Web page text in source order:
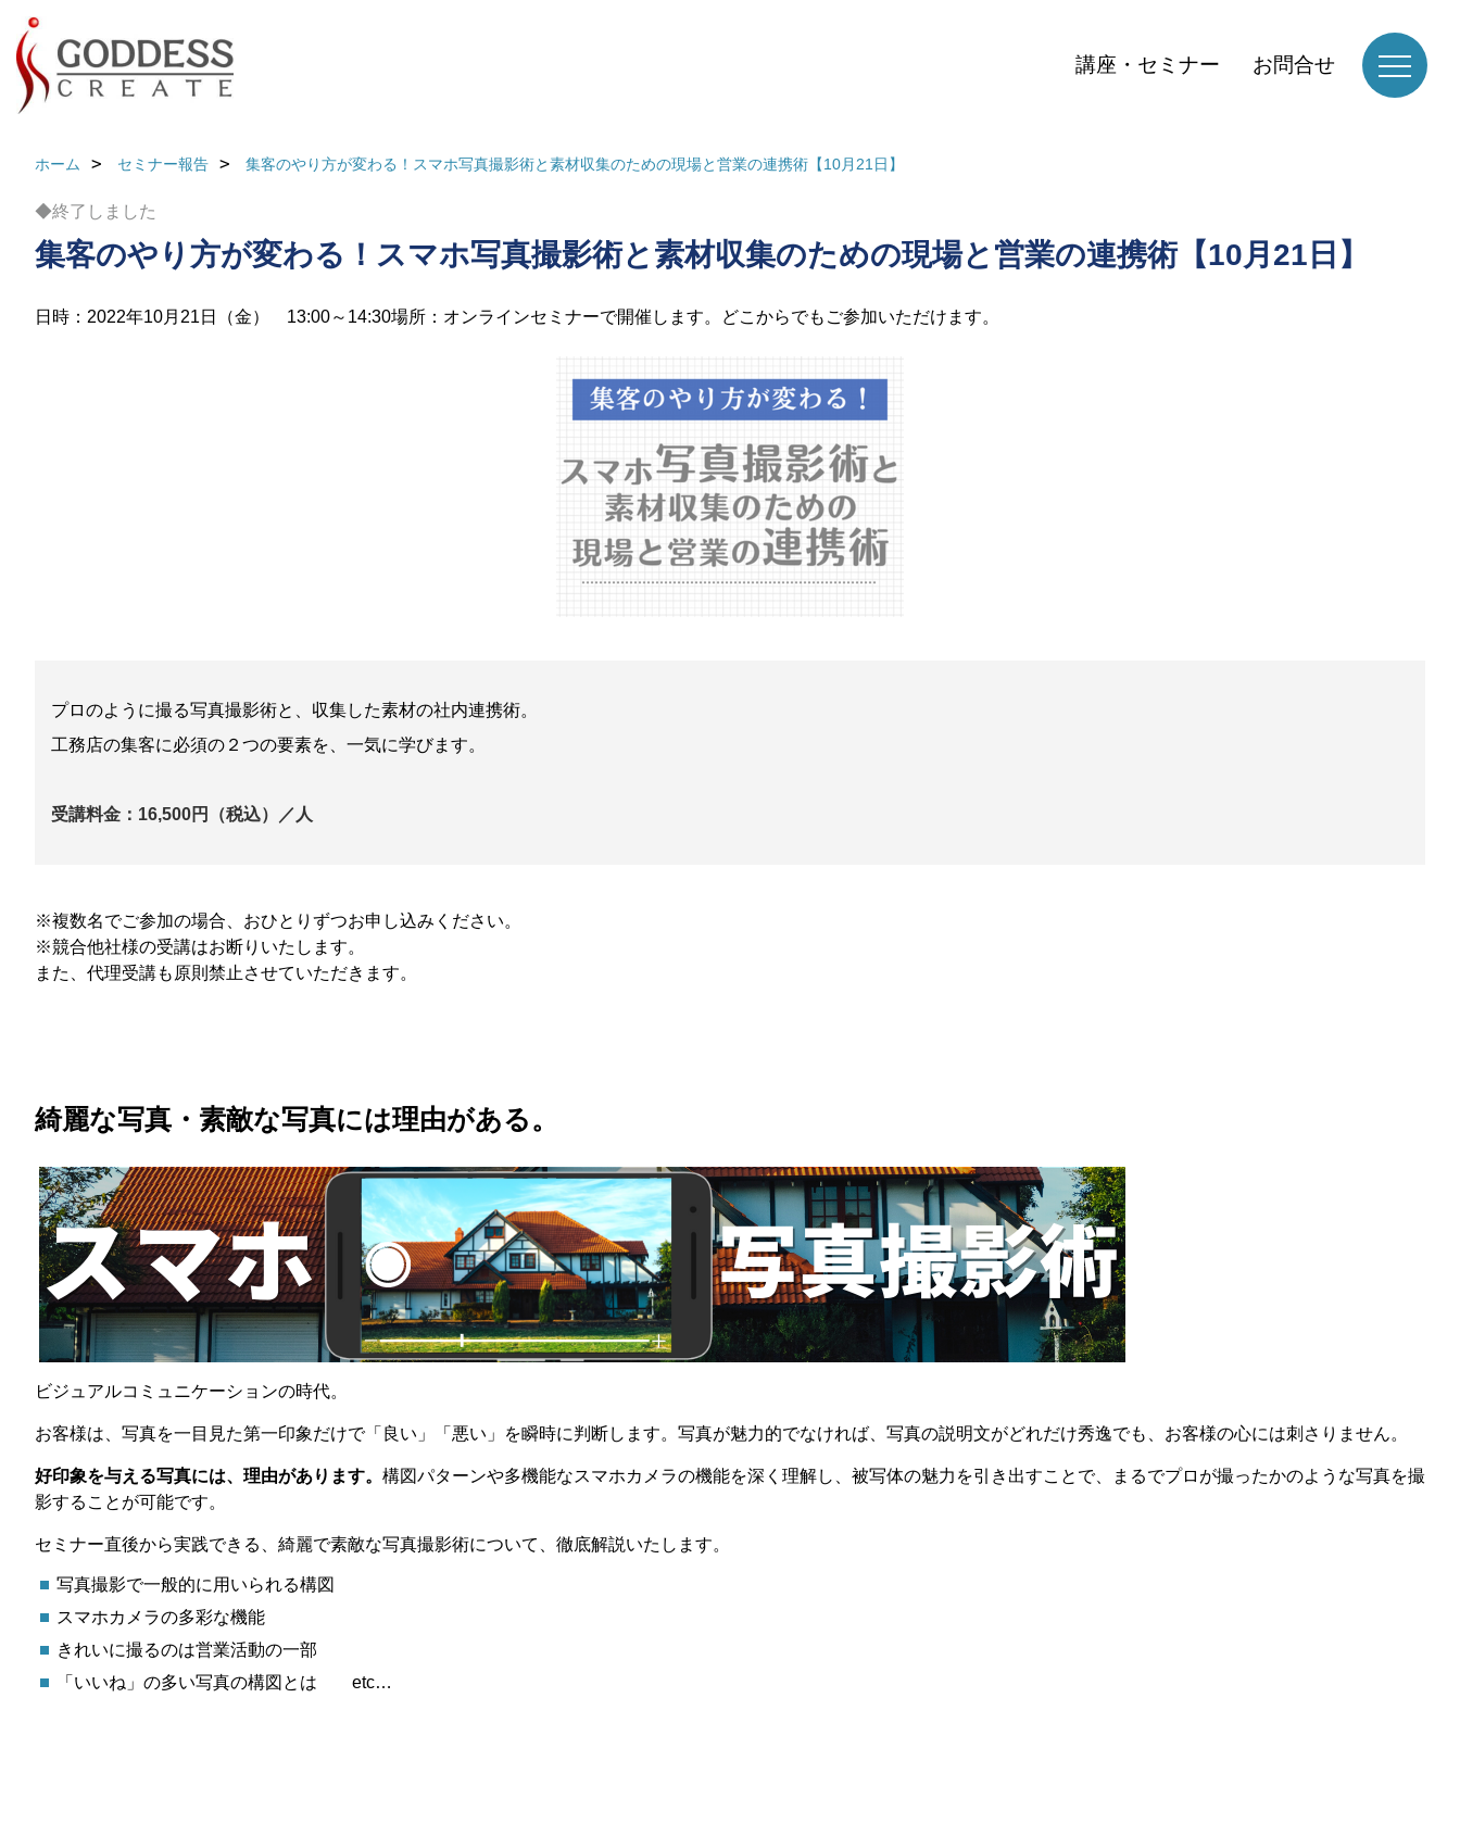
講座・セミナー お問合せ
ホーム セミナー報告 集客のやり方が変わる！スマホ写真撮影術と素材収集のための現場と営業の連携術【10月21日】
◆終了しました
集客のやり方が変わる！スマホ写真撮影術と素材収集のための現場と営業の連携術【10月21日】
日時：2022年10月21日（金） 13:00～14:30場所：オンラインセミナーで開催します。どこからでもご参加いただけます。
プロのように撮る写真撮影術と、収集した素材の社内連携術。
工務店の集客に必須の２つの要素を、一気に学びます。
受講料金：16,500円（税込）／人
※複数名でご参加の場合、おひとりずつお申し込みください。
※競合他社様の受講はお断りいたします。
また、代理受講も原則禁止させていただきます。
綺麗な写真・素敵な写真には理由がある。
ビジュアルコミュニケーションの時代。
お客様は、写真を一目見た第一印象だけで「良い」「悪い」を瞬時に判断します。写真が魅力的でなければ、写真の説明文がどれだけ秀逸でも、お客様の心には刺さりません。
好印象を与える写真には、理由があります。 構図パターンや多機能なスマホカメラの機能を深く理解し、被写体の魅力を引き出すことで、まるでプロが撮ったかのような写真を撮
影することが可能です。
セミナー直後から実践できる、綺麗で素敵な写真撮影術について、徹底解説いたします。
写真撮影で一般的に用いられる構図
スマホカメラの多彩な機能
きれいに撮るのは営業活動の一部
「いいね」の多い写真の構図とは etc…